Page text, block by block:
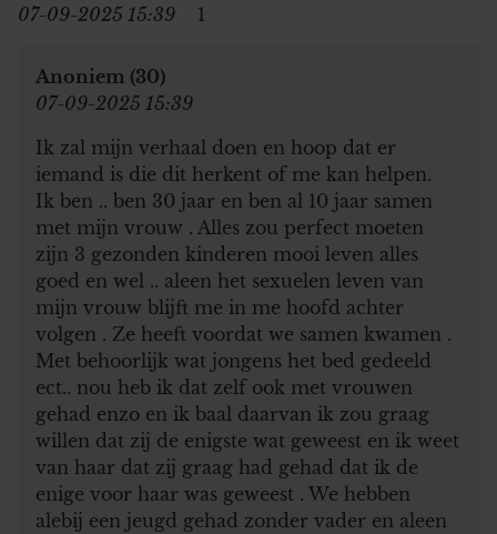
07-09-2025 15:39 1
Anoniem (30)
07-09-2025 15:39
Ik zal mijn verhaal doen en hoop dat er
iemand is die dit herkent of me kan helpen.
Ik ben .. ben 30 jaar en ben al 10 jaar samen
met mijn vrouw . Alles zou perfect moeten
zijn 3 gezonden kinderen mooi leven alles
goed en wel .. aleen het sexuelen leven van
mijn vrouw blijft me in me hoofd achter
volgen . Ze heeft voordat we samen kwamen .
Met behoorlijk wat jongens het bed gedeeld
ect.. nou heb ik dat zelf ook met vrouwen
gehad enzo en ik baal daarvan ik zou graag
willen dat zij de enigste wat geweest en ik weet
van haar dat zij graag had gehad dat ik de
enige voor haar was geweest . We hebben
alebij een jeugd gehad zonder vader en aleen